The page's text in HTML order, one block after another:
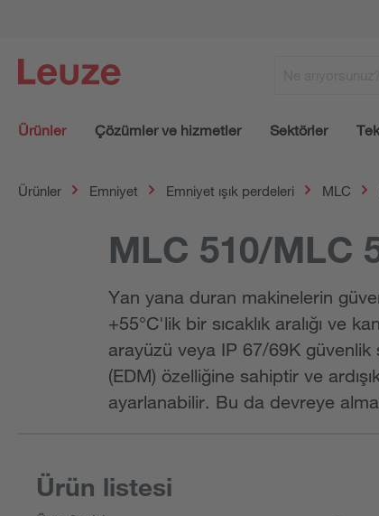
Ürünler Çözümler ve hizmetler Sektörler
Ürünler Emniyet Emniyet ışık perdeleri MLC
MLC 510/MLC
Yan yana duran makinelerin
+55°C'lik bir sıcaklık aralığı ve
arayüzü veya IP 67/69K güvenlik
(EDM) özelliğine sahiptir ve
ayarlanabilir. Bu da devreye
Ürün listesi